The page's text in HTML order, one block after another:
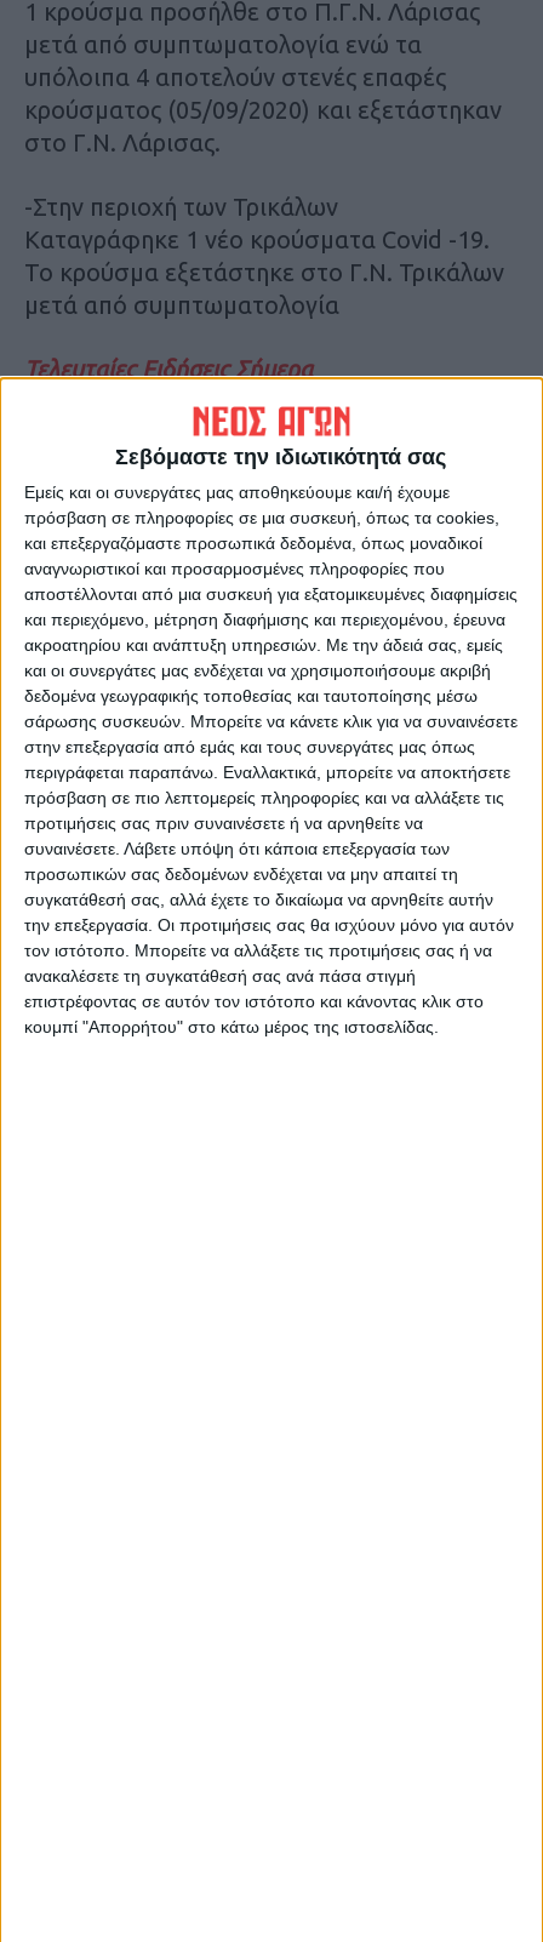
Σεβόμαστε την ιδιωτικότητά σας
Εμείς και οι συνεργάτες μας αποθηκεύουμε και/ή έχουμε
πρόσβαση σε πληροφορίες σε μια συσκευή, όπως τα cookies,
και επεξεργαζόμαστε προσωπικά δεδομένα, όπως μοναδικοί
αναγνωριστικοί και προσαρμοσμένες πληροφορίες που
αποστέλλονται από μια συσκευή για εξατομικευμένες διαφημίσεις
και περιεχόμενο, μέτρηση διαφήμισης και περιεχομένου, έρευνα
ακροατηρίου και ανάπτυξη υπηρεσιών. Με την άδειά σας, εμείς
και οι συνεργάτες μας ενδέχεται να χρησιμοποιήσουμε ακριβή
δεδομένα γεωγραφικής τοποθεσίας και ταυτοποίησης μέσω
σάρωσης συσκευών. Μπορείτε να κάνετε κλικ για να συναινέσετε
στην επεξεργασία από εμάς και τους συνεργάτες μας όπως
περιγράφεται παραπάνω. Εναλλακτικά, μπορείτε να αποκτήσετε
πρόσβαση σε πιο λεπτομερείς πληροφορίες και να αλλάξετε τις
προτιμήσεις σας πριν συναινέσετε ή να αρνηθείτε να
συναινέσετε. Λάβετε υπόψη ότι κάποια επεξεργασία των
προσωπικών σας δεδομένων ενδέχεται να μην απαιτεί τη
συγκατάθεσή σας, αλλά έχετε το δικαίωμα να αρνηθείτε αυτήν
την επεξεργασία. Οι προτιμήσεις σας θα ισχύουν μόνο για αυτόν
τον ιστότοπο. Μπορείτε να αλλάξετε τις προτιμήσεις σας ή να
ανακαλέσετε τη συγκατάθεσή σας ανά πάσα στιγμή
επιστρέφοντας σε αυτόν τον ιστότοπο και κάνοντας κλικ στο
κουμπί "Απορρήτου" στο κάτω μέρος της ιστοσελίδας.
1 κρούσμα προσήλθε στο Π.Γ.Ν. Λάρισας
μετά από συμπτωματολογία ενώ τα
υπόλοιπα 4 αποτελούν στενές επαφές
κρούσματος (05/09/2020) και εξετάστηκαν
στο Γ.Ν. Λάρισας.
-Στην περιοχή των Τρικάλων
Καταγράφηκε 1 νέο κρούσματα Covid -19.
Το κρούσμα εξετάστηκε στο Γ.Ν. Τρικάλων
μετά από συμπτωματολογία
Τελευταίες Ειδήσεις Σήμερα
Ακολούθησε την εφημερίδα ΝΕΟΣ
ΑΓΩΝ στο Google News!
Όλες οι εξελίξεις στην περιοχή της
Καρδίτσας και ευρύτερα της Θεσσαλίας
ΠΡΟΗΓΟΥΜΕΝΟ ΑΡΘΡΟ
Θεμέλια ανόδου...!
ΕΠΟΜΕΝΟ ΑΡΘΡΟ
Εθνικό ή... Γερμανικό σχέδιο
Ανάκαμψης;
Δημοσιογραφική Ομάδα ΝΕΟΣ ΑΓΩΝ
https://neosagon.gr
Η Αρχαιότερη Καθημερινή Πρωινή Εφημερίδα της Καρδίτσας